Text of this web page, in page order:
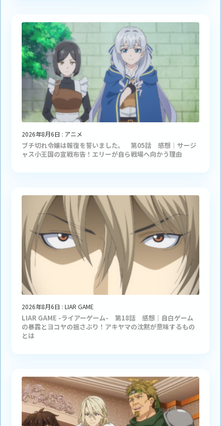
2026年8月6日 : アニメ
ブチ切れ令嬢は報復を誓いました。 第05話 感想｜サージ
ャス小王国の宣戦布告！エリーが自ら戦場へ向かう理由
2026年8月6日 : LIAR GAME
LIAR GAME -ライアーゲーム- 第18話 感想｜自白ゲーム
の暴露とヨコヤの揺さぶり！アキヤマの沈黙が意味するもの
とは